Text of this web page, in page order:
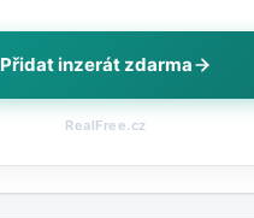
Přidat inzerát zdarma
RealFree.cz